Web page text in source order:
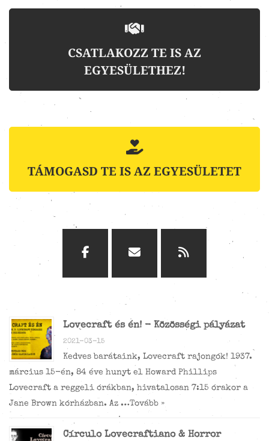
CSATLAKOZZ TE IS AZ
EGYESÜLETHEZ!
TÁMOGASD TE IS AZ EGYESÜLETET
Lovecraft és én! - Közösségi pályázat
2021-03-15
Kedves barátaink, Lovecraft rajongók! 1937.
március 15-én, 84 éve hunyt el Howard Phillips
Lovecraft a reggeli órákban, hivatalosan 7:15 órakor a
Jane Brown kórházban. Az …Tovább »
Círculo Lovecraftiano & Horror